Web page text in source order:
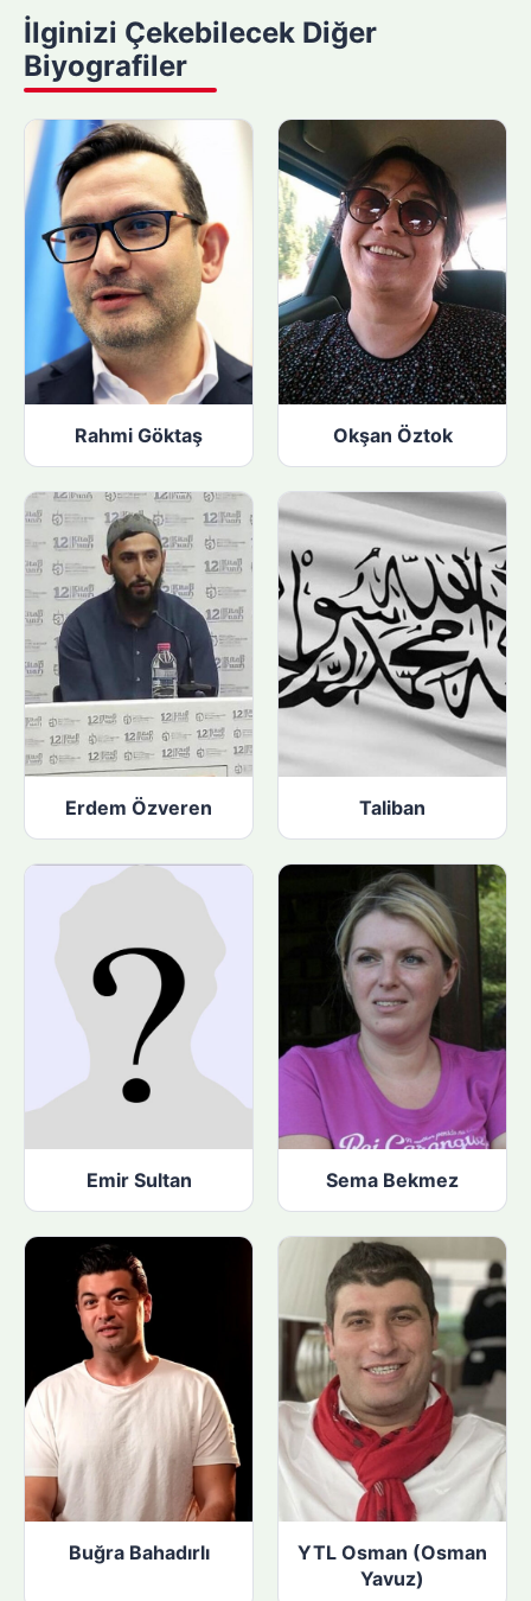
y
a
p
n
İlginizi Çekebilecek Diğer
Biyografiler
Rahmi Göktaş Okşan Öztok
Erdem Özveren Taliban
Emir Sultan Sema Bekmez
Buğra Bahadırlı
YTL Osman (Osman
Yavuz)